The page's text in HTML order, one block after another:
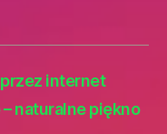
internet
naturalne piękno